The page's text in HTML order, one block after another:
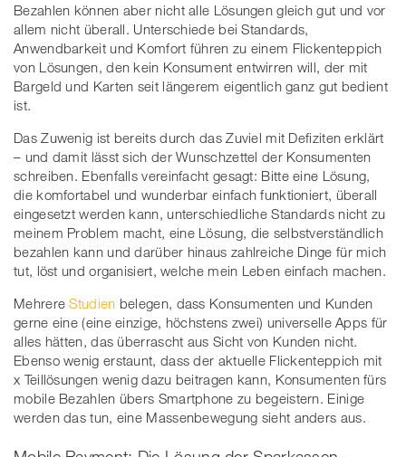
Bezahlen können aber nicht alle Lösungen gleich gut und vor
allem nicht überall. Unterschiede bei Standards,
Anwendbarkeit und Komfort führen zu einem Flickenteppich
von Lösungen, den kein Konsument entwirren will, der mit
Bargeld und Karten seit längerem eigentlich ganz gut bedient
ist.
Das Zuwenig ist bereits durch das Zuviel mit Defiziten erklärt
– und damit lässt sich der Wunschzettel der Konsumenten
schreiben. Ebenfalls vereinfacht gesagt: Bitte eine Lösung,
die komfortabel und wunderbar einfach funktioniert, überall
eingesetzt werden kann, unterschiedliche Standards nicht zu
meinem Problem macht, eine Lösung, die selbstverständlich
bezahlen kann und darüber hinaus zahlreiche Dinge für mich
tut, löst und organisiert, welche mein Leben einfach machen.
MehrereStudien belegen, dass Konsumenten und Kunden
gerne eine (eine einzige, höchstens zwei) universelle Apps für
alles hätten, das überrascht aus Sicht von Kunden nicht.
Ebenso wenig erstaunt, dass der aktuelle Flickenteppich mit
x Teillösungen wenig dazu beitragen kann, Konsumenten fürs
mobile Bezahlen übers Smartphone zu begeistern. Einige
werden das tun, eine Massenbewegung sieht anders aus.